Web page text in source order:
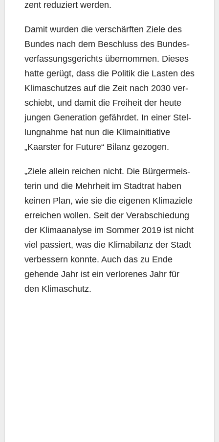
zent redu­ziert werden.
Damit wur­den die ver­schärf­ten Zie­le des
Bun­des nach dem Beschluss des Bun­des­
ver­fas­sungs­ge­richts über­nom­men. Die­ses
hat­te gerügt, dass die Poli­tik die Las­ten des
Kli­ma­schut­zes auf die Zeit nach 2030 ver­
schiebt, und damit die Frei­heit der heu­te
jun­gen Gene­ra­ti­on gefähr­det. In einer Stel­
lung­nah­me hat nun die Kli­ma­initia­ti­ve
„Kaars­ter for Future“ Bilanz gezogen.
„Zie­le allein rei­chen nicht. Die Bür­ger­meis­
te­rin und die Mehr­heit im Stadt­rat haben
kei­nen Plan, wie sie die eige­nen Kli­ma­zie­le
errei­chen wol­len. Seit der Ver­ab­schie­dung
der Kli­ma­ana­ly­se im Som­mer 2019 ist nicht
viel pas­siert, was die Kli­ma­bi­lanz der Stadt
ver­bes­sern konn­te. Auch das zu Ende
gehen­de Jahr ist ein ver­lo­re­nes Jahr für
den Klimaschutz.